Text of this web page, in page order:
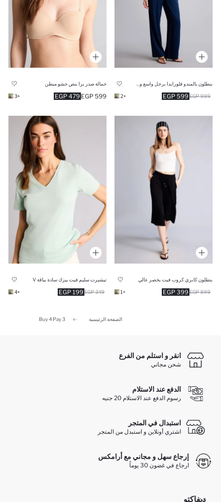
599 EGP 999 EGP
+2
حمالة صدر برا بنص حشو مبطن
479 EGP 599 EGP
+3
بنطلون كابري كروب فيت بخصر عالي
399 EGP 899 EGP
+1
تيشيرت سليم فيت بيزك سادة بياقة V
199 EGP 349 EGP
+4
الصفحة الرئيسية Buy 4 Pay 3
انقر و استلم من الفرع
شحن مجاني
الدفع عند الاستلام
رسوم الدفع عند الاستلام 20 جنيه
استبدال في المتجر
اشتري أونلاين و استبدل من المتجر
إرجاع سهل و مجاني مع أرامكس
ارجاع في غضون 30 يوماً
ديفاكتو